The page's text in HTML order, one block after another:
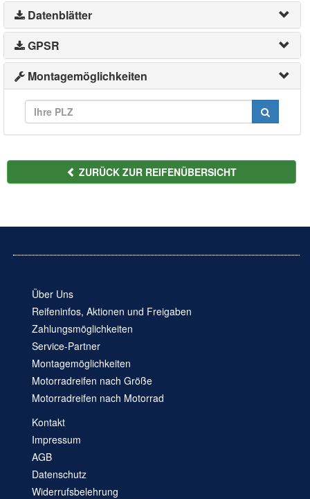
Datenblätter
GPSR
Montagemöglichkeiten
ZURÜCK ZUR REIFENÜBERSICHT
Über Uns
Reifeninfos, Aktionen und Freigaben
Zahlungsmöglichkeiten
Service-Partner
Montagemöglichkeiten
Motorradreifen nach Größe
Motorradreifen nach Motorrad
Kontakt
Impressum
AGB
Datenschutz
Widerrufsbelehrung